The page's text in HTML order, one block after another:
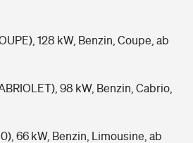
128 kW, Benzin, Coupe, ab
98 kW, Benzin, Cabrio,
66 kW, Benzin, Limousine, ab